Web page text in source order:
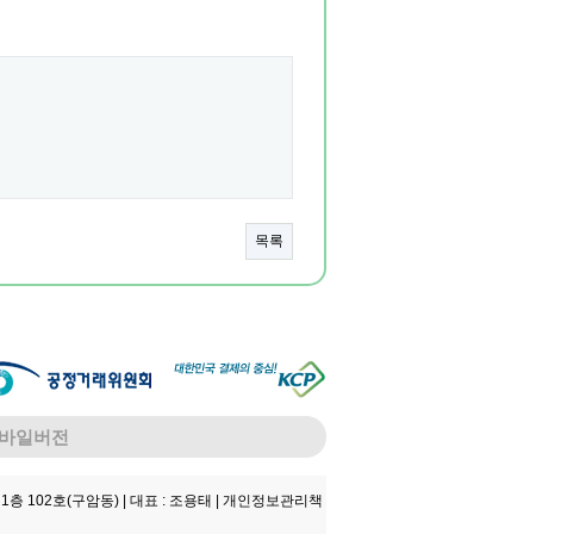
목록
일버전
층 102호(구암동) | 대표 : 조용태 | 개인정보관리책